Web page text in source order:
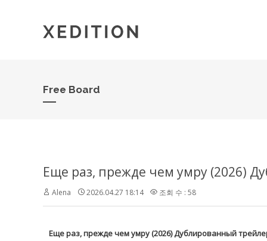
Free Board
Еще раз, прежде чем умру (2026)
Alena 2026.04.27 18:14 조회 수 : 58
Еще раз, прежде чем умру (2026) Дублированный